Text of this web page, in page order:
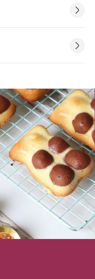
:
beurre de cacao
: E322, agents
de vanille
layer cake ...
œufs
, arachides, soja,
la chaleur et de